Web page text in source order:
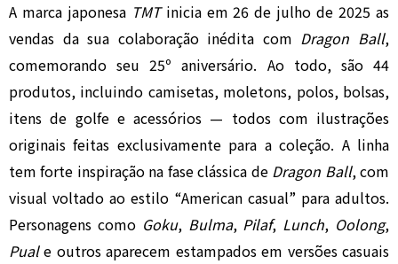
A marca japonesa TMTinicia em 26 de julho de 2025 as
vendas da sua colaboração inédita com Dragon Ball,
comemorando seu 25º aniversário. Ao todo, são 44
produtos, incluindo camisetas, moletons, polos, bolsas,
itens de golfe e acessórios — todos com ilustrações
originais feitas exclusivamente para a coleção. A linha
tem forte inspiração na fase clássica de Dragon Ball, com
visual voltado ao estilo “American casual” para adultos.
Personagens como Goku, Bulma, Pilaf, Lunch, Oolong,
Puale outros aparecem estampados em versões casuais